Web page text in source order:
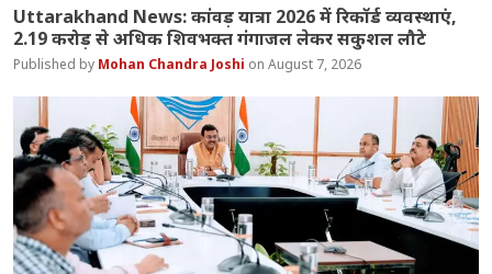
Uttarakhand News: कांवड़ यात्रा 2026 में रिकॉर्ड व्यवस्थाएं,
2.19 करोड़ से अधिक शिवभक्त गंगाजल लेकर सकुशल लौटे
Mohan Chandra Joshi August 7, 2026